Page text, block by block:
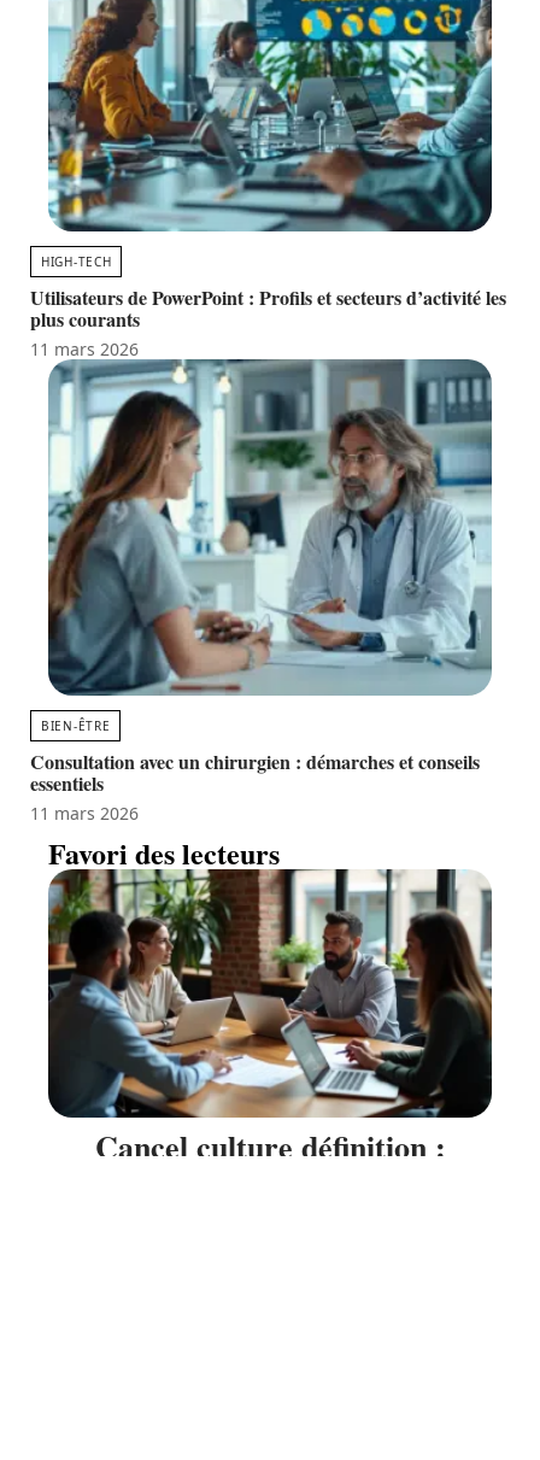
HIGH-TECH
Utilisateurs de PowerPoint : Profils et secteurs d’activité les
plus courants
11 mars 2026
BIEN-ÊTRE
Consultation avec un chirurgien : démarches et conseils
essentiels
11 mars 2026
Favori des lecteurs
Cancel culture définition :